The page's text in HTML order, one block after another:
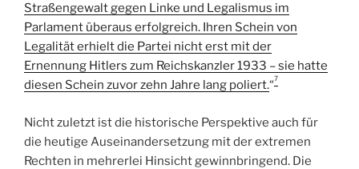
Straßengewalt gegen Linke und Legalismus im
Parlament überaus erfolgreich. Ihren Schein von
Legalität erhielt die Partei nicht erst mit der
Ernennung Hitlers zum Reichskanzler 1933 – sie hatte
diesen Schein zuvor zehn Jahre lang poliert.“7
Nicht zuletzt ist die historische Perspektive auch für
die heutige Auseinandersetzung mit der extremen
Rechten in mehrerlei Hinsicht gewinnbringend. Die